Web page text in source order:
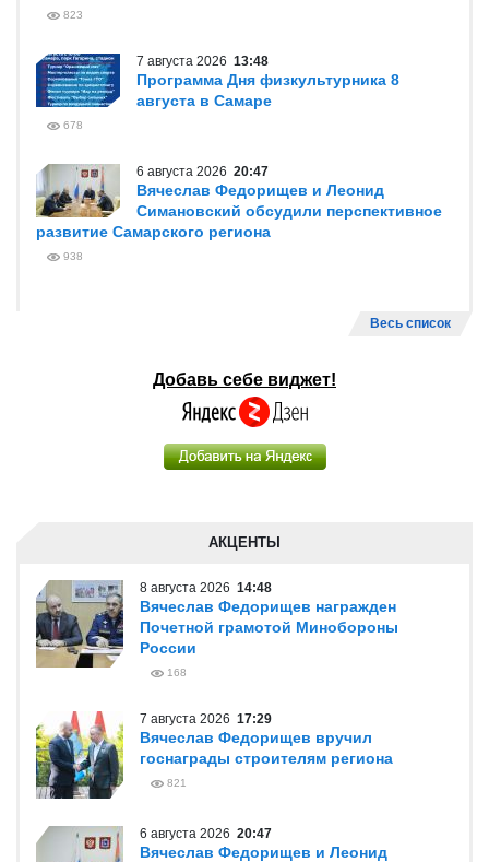
823
7 августа 2026 13:48
Программа Дня физкультурника 8
августа в Самаре
678
6 августа 2026 20:47
Вячеслав Федорищев и Леонид
Симановский обсудили перспективное
развитие Самарского региона
938
Весь список
Добавь себе виджет!
АКЦЕНТЫ
8 августа 2026 14:48
Вячеслав Федорищев награжден
Почетной грамотой Минобороны
России
168
7 августа 2026 17:29
Вячеслав Федорищев вручил
госнаграды строителям региона
821
6 августа 2026 20:47
Вячеслав Федорищев и Леонид